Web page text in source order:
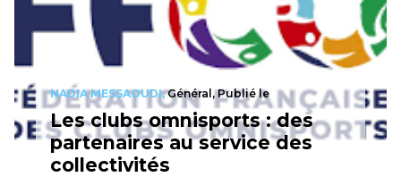
NADIA MESSAOUDI,Général, Publié le
Les clubs omnisports : des
partenaires au service des
collectivités